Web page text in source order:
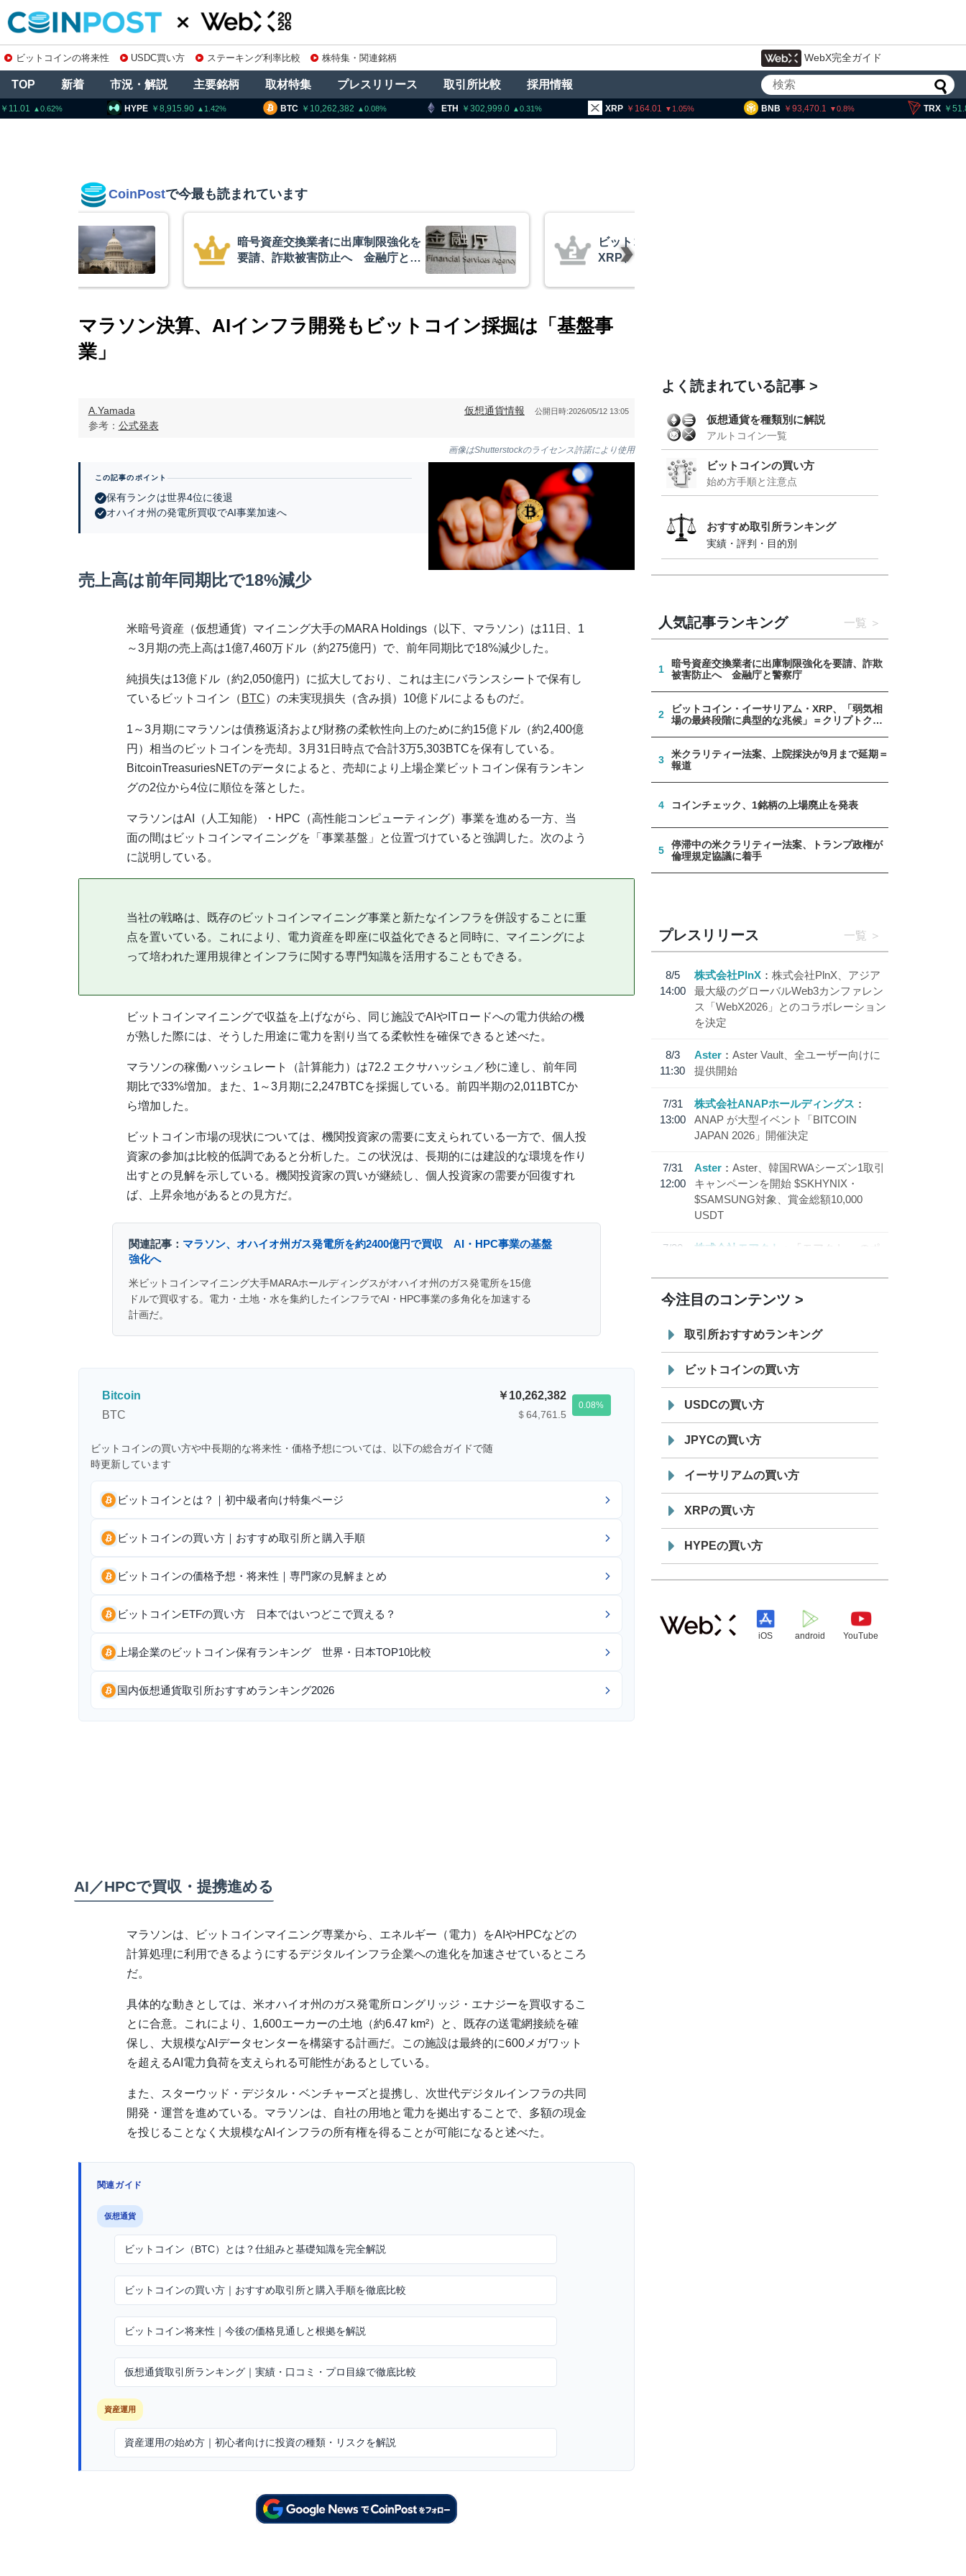
ビットコインの将来性 USDC買い方 ステーキング利率比較 株特集・関連銘柄 WebX完全ガイド
TOP 新着 市況・解説 主要銘柄 取材特集 プレスリリース 取引所比較 採用情報
BTC 10,262,382 0.08 ETH 302,999.0 0.31 164.01 1.05 93,470.1 0.8 51.86 0.05
8,915.90 1.42
CoinPostで今最も読まれています
交換業者に出庫制限強化を
欺被害防止へ 金融庁と警
ビットコイン・イーサリアム・
XRP、「弱気相場の最終段階に典型
的な兆候」＝クリプトクアント
マラソン決算、AIインフラ開発もビットコイン採掘は「基盤事
業」
A.Yamada
参考： 公式発表
仮想通貨情報 公開日時:2026/05/12 13:05
画像はShutterstockのライセンス許諾により使用
この記事のポイント
保有ランクは世界4位に後退
オハイオ州の発電所買収でAI事業加速へ
売上高は前年同期比で18%減少
米暗号資産（仮想通貨）マイニング大手のMARA Holdings（以下、マラソン）は11日、1
～3月期の売上高は1億7,460万ドル（約275億円）で、前年同期比で18%減少した。
純損失は13億ドル（約2,050億円）に拡大しており、これは主にバランスシートで保有し
ているビットコイン（ BTC）の未実現損失（含み損）10億ドルによるものだ。
1～3月期にマラソンは債務返済および財務の柔軟性向上のために約15億ドル（約2,400億
円）相当のビットコインを売却。3月31日時点で合計3万5,303BTCを保有している。
BitcoinTreasuriesNETのデータによると、売却により上場企業ビットコイン保有ランキン
グの2位から4位に順位を落とした。
マラソンはAI（人工知能）・HPC（高性能コンピューティング）事業を進める一方、当
面の間はビットコインマイニングを「事業基盤」と位置づけていると強調した。次のよう
に説明している。
当社の戦略は、既存のビットコインマイニング事業と新たなインフラを併設することに重
点を置いている。これにより、電力資産を即座に収益化できると同時に、マイニングによ
って培われた運用規律とインフラに関する専門知識を活用することもできる。
ビットコインマイニングで収益を上げながら、同じ施設でAIやITロードへの電力供給の機
が熟した際には、そうした用途に電力を割り当てる柔軟性を確保できると述べた。
マラソンの稼働ハッシュレート（計算能力）は72.2 エクサハッシュ／秒に達し、前年同
期比で33%増加。また、1～3月期に2,247BTCを採掘している。前四半期の2,011BTCか
ら増加した。
ビットコイン市場の現状については、機関投資家の需要に支えられている一方で、個人投
資家の参加は比較的低調であると分析した。この状況は、長期的には建設的な環境を作り
出すとの見解を示している。機関投資家の買いが継続し、個人投資家の需要が回復すれ
ば、上昇余地があるとの見方だ。
関連記事： マラソン、オハイオ州ガス発電所を約2400億円で買収 AI・HPC事業の基盤
強化へ
米ビットコインマイニング大手MARAホールディングスがオハイオ州のガス発電所を15億
ドルで買収する。電力・土地・水を集約したインフラでAI・HPC事業の多角化を加速する
計画だ。
Bitcoin
BTC
10,262,382
＄64,761.5
0.08
ビットコインの買い方や中長期的な将来性・価格予想については、以下の総合ガイドで随
時更新しています
ビットコインとは？｜初中級者向け特集ページ
ビットコインの買い方｜おすすめ取引所と購入手順
ビットコインの価格予想・将来性｜専門家の見解まとめ
ビットコインETFの買い方 日本ではいつどこで買える？
上場企業のビットコイン保有ランキング 世界・日本TOP10比較
国内仮想通貨取引所おすすめランキング2026
AI／HPCで買収・提携進める
マラソンは、ビットコインマイニング専業から、エネルギー（電力）をAIやHPCなどの
計算処理に利用できるようにするデジタルインフラ企業への進化を加速させているところ
だ。
具体的な動きとしては、米オハイオ州のガス発電所ロングリッジ・エナジーを買収するこ
とに合意。これにより、1,600エーカーの土地（約6.47 km²）と、既存の送電網接続を確
保し、大規模なAIデータセンターを構築する計画だ。この施設は最終的に600メガワット
を超えるAI電力負荷を支えられる可能性があるとしている。
また、スターウッド・デジタル・ベンチャーズと提携し、次世代デジタルインフラの共同
開発・運営を進めている。マラソンは、自社の用地と電力を拠出することで、多額の現金
を投じることなく大規模なAIインフラの所有権を得ることが可能になると述べた。
関連ガイド
仮想通貨
ビットコイン（BTC）とは？仕組みと基礎知識を完全解説
ビットコインの買い方｜おすすめ取引所と購入手順を徹底比較
ビットコイン将来性｜今後の価格見通しと根拠を解説
仮想通貨取引所ランキング｜実績・口コミ・プロ目線で徹底比較
資産運用
資産運用の始め方｜初心者向けに投資の種類・リスクを解説
よく読まれている記事
仮想通貨を種類別に解説
アルトコイン一覧
ビットコインの買い方
始め方手順と注意点
おすすめ取引所ランキング
実績・評判・目的別
人気記事ランキング 一覧
1
暗号資産交換業者に出庫制限強化を要請、詐欺
被害防止へ 金融庁と警察庁
2
ビットコイン・イーサリアム・XRP、「弱気相
場の最終段階に典型的な兆候」＝クリプトクア
3
米クラリティー法案、上院採決が9月まで延期＝
報道
4 コインチェック、1銘柄の上場廃止を発表
5
停滞中の米クラリティー法案、トランプ政権が
倫理規定協議に着手
プレスリリース 一覧
8/5
14:00
株式会社PlnX
株式会社PlnX、アジア
最大級のグローバルWeb3カンファレン
ス「WebX2026」とのコラボレーション
を決定
8/3
11:30
Aster
Aster Vault、全ユーザー向けに
提供開始
7/31
13:00
株式会社ANAPホールディングス
ANAP が大型イベント「BITCOIN
JAPAN 2026」開催決定
7/31
12:00
Aster
Aster、韓国RWAシーズン1取引
キャンペーンを開始 $SKHYNIX・
$SAMSUNG対象、賞金総額10,000
USDT
7/30
株式会社モアクト
「モアクト」 のポ
「 JPYC」を追加
19:30
てステーブルコイン「JPYSC」徹底解
説セミナーを開催
今注目のコンテンツ
取引所おすすめランキング
ビットコインの買い方
USDCの買い方
JPYCの買い方
イーサリアムの買い方
XRPの買い方
HYPEの買い方
iOS android YouTube